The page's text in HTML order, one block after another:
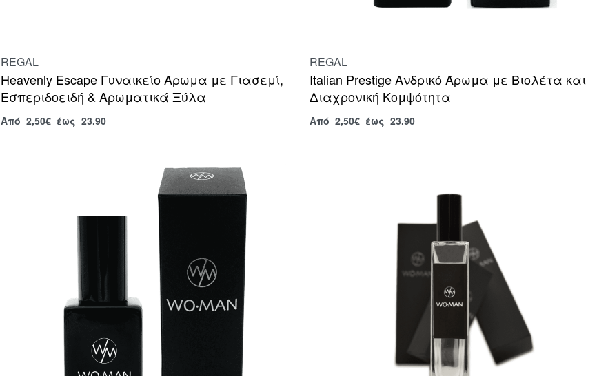
REGAL
Heavenly Escape Γυναικείο Άρωμα με Γιασεμί,
Εσπεριδοειδή & Αρωματικά Ξύλα
Από 2,50€ έως 23.90
REGAL
Italian Prestige Ανδρικό Άρωμα με Βιολέτα και
Διαχρονική Κομψότητα
Από 2,50€ έως 23.90